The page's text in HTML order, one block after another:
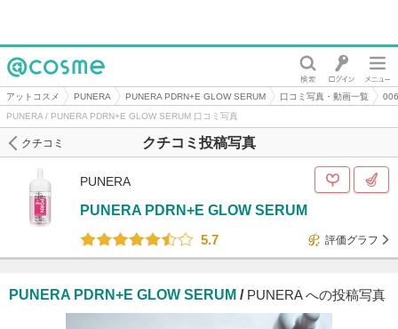
@cosme
アットコスメ PUNERA PUNERA PDRN+E GLOW SERUM 口コミ写真・動画一覧
PUNERA / PUNERA PDRN+E GLOW SERUM 口コミ写真
クチコミ投稿写真
クチコミ
PUNERA
PUNERA PDRN+E GLOW SERUM
5.7
評価グラフ
PUNERA PDRN+E GLOW SERUM / PUNERA への投稿写真